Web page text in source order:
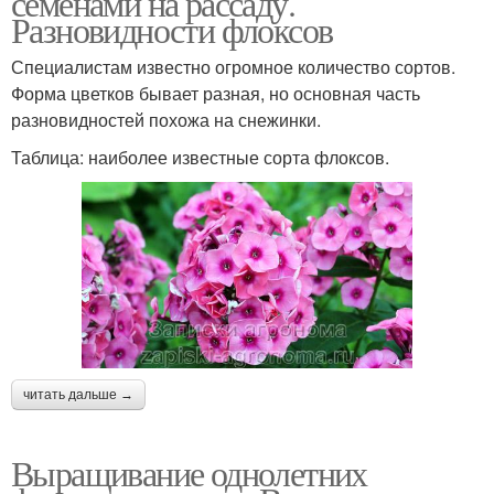
Разновидности флоксов
Специалистам известно огромное количество сортов.
Форма цветков бывает разная, но основная часть
разновидностей похожа на снежинки.
Таблица: наиболее известные сорта флоксов.
читать дальше →
Выращивание однолетних